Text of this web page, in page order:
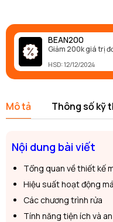
BEAN200
Giảm 200k giá trị
HSD: 12/12/2024
Mô tả Thông số kỹ
Nội dung bài viết
Tổng quan về thiết kế
Hiệu suất hoạt động
Các chương trình rửa
Tính năng tiện ích và